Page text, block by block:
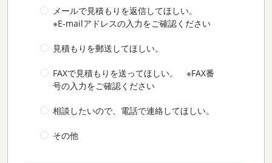
メールで見積もりを返信してほしい。
※E-mailアドレスの入力をご確認ください
見積もりを郵送してほしい。
FAXで見積もりを送ってほしい。 ※FAX番
号の入力をご確認ください
相談したいので、電話で連絡してほしい。
その他